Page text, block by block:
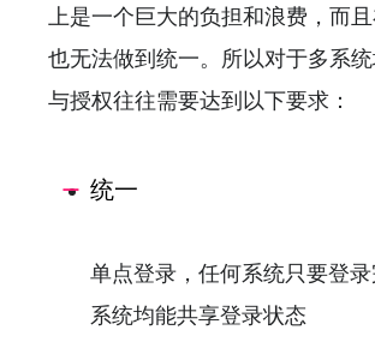
上是一个巨大的负担和浪费，而
也无法做到统一。所以对于多系
与授权往往需要达到以下要求：
统一
单点登录，任何系统只要登
系统均能共享登录状态